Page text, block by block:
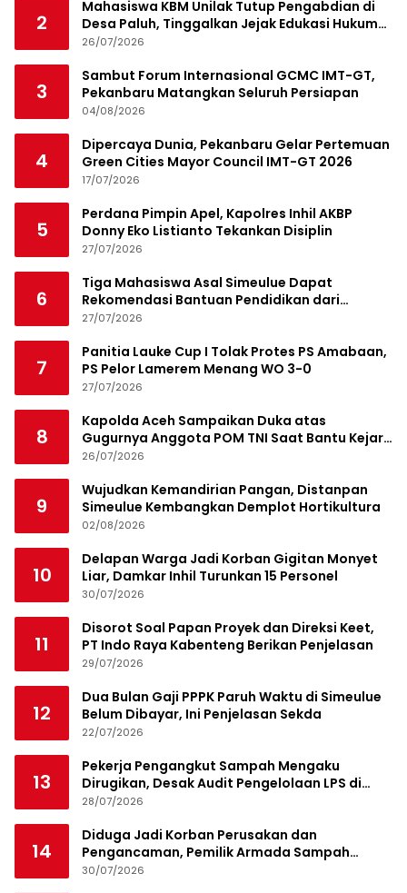
2
Mahasiswa KBM Unilak Tutup Pengabdian di
Desa Paluh, Tinggalkan Jejak Edukasi Hukum
dan Aksi Sosial
26/07/2026
3
Sambut Forum Internasional GCMC IMT-GT,
Pekanbaru Matangkan Seluruh Persiapan
04/08/2026
4
Dipercaya Dunia, Pekanbaru Gelar Pertemuan
Green Cities Mayor Council IMT-GT 2026
17/07/2026
5
Perdana Pimpin Apel, Kapolres Inhil AKBP
Donny Eko Listianto Tekankan Disiplin
27/07/2026
6
Tiga Mahasiswa Asal Simeulue Dapat
Rekomendasi Bantuan Pendidikan dari
Jamaluddin Idham
27/07/2026
7
Panitia Lauke Cup I Tolak Protes PS Amabaan,
PS Pelor Lamerem Menang WO 3-0
27/07/2026
8
Kapolda Aceh Sampaikan Duka atas
Gugurnya Anggota POM TNI Saat Bantu Kejar
Bandar Narkoba
26/07/2026
9
Wujudkan Kemandirian Pangan, Distanpan
Simeulue Kembangkan Demplot Hortikultura
02/08/2026
10
Delapan Warga Jadi Korban Gigitan Monyet
Liar, Damkar Inhil Turunkan 15 Personel
30/07/2026
11
Disorot Soal Papan Proyek dan Direksi Keet,
PT Indo Raya Kabenteng Berikan Penjelasan
29/07/2026
12
Dua Bulan Gaji PPPK Paruh Waktu di Simeulue
Belum Dibayar, Ini Penjelasan Sekda
22/07/2026
13
Pekerja Pengangkut Sampah Mengaku
Dirugikan, Desak Audit Pengelolaan LPS di
Pekanbaru
28/07/2026
14
Diduga Jadi Korban Perusakan dan
Pengancaman, Pemilik Armada Sampah
Siapkan Laporan Polisi
30/07/2026